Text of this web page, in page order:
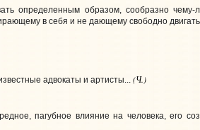
определенным образом, сообразно
в себя и не дающему свободно
адвокаты и артисты... (Ч.)
пагубное влияние на человека, его